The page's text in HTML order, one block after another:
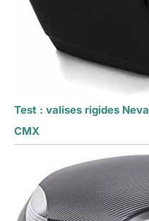
Test : valises rigides
CMX